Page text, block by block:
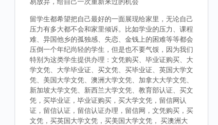
留学生都希望把自己最好的一面展现给家里，无论自己
压力有多大都不会和家里倾诉。比如学业的压力、课程
难、异国他乡的孤独感、失恋、金钱上的困难等等都会
压倒一个年纪尚轻的学生，但是也不要气馁，因为我们
特别为这类学生提供办理：文凭购买、毕业证购买、大
学文凭、大学毕业证、买文凭、买毕业证、英国大学文
凭、美国大学文凭、澳洲大学文凭、加拿大大学文凭、
新加坡大学文凭、新西兰大学文凭、教育部认证、买文
凭，买毕业证，毕业证购买，买大学文凭，留信网认
证，留信认证，留信认证办理，留信网，文凭购买，买
文凭，买英国大学文凭，买美国大学文凭， 买澳洲大